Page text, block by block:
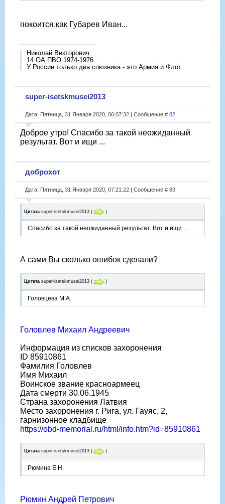
покоится,как Губарев Иван...
Николай Викторович
14 ОА ПВО 1974-1976
У России только два союзника - это Армия и Флот
super-isetskmusei2013
Дата: Пятница, 31 Января 2020, 06:07:32 | Сообщение # 82
Доброе утро! Спасибо за такой неожиданный
результат. Вот и ищи ...
доброхот
Дата: Пятница, 31 Января 2020, 07:21:22 | Сообщение # 83
Цитата super-isetskmusei2013 ( )
Спасибо за такой неожиданный результат. Вот и ищи ...
А сами Вы сколько ошибок сделали?
Цитата super-isetskmusei2013 ( )
Головцева М.А.
Головлев Михаил Андреевич
Информация из списков захоронения
ID 85910861
Фамилия Головлев
Имя Михаил
Воинское звание красноармеец
Дата смерти 30.06.1945
Страна захоронения Латвия
Место захоронения г. Рига, ул. Гауяс, 2,
гарнизонное кладбище
https://obd-memorial.ru/html/info.htm?id=85910861
Цитата super-isetskmusei2013 ( )
Рюмина Е.Н.
Рюмин Андрей Петрович